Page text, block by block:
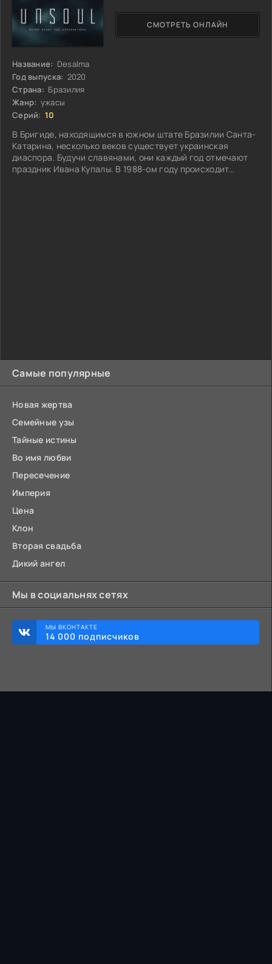
Самые популярные
Новая жертва
Семейные узы
Тайные истины
Во имя любви
Пересечение
Империя
Цена
Клон
Вторая свадьба
Дикий ангел
Мы в социальнях сетях
МЫ ВКОНТАКТЕ
14 000 подписчиков
Название: Desalma
Год выпуска: 2020
Страна: Бразилия
Жанр: ужасы
Серий: 10
В Бригиде, находящимся в южном штате Бразилии Санта-
Катарина, несколько веков существует украинская
диаспора. Будучи славянами, они каждый год отмечают
праздник Ивана Купалы. В 1988-ом году происходит
СМОТРЕТЬ ОНЛАЙН